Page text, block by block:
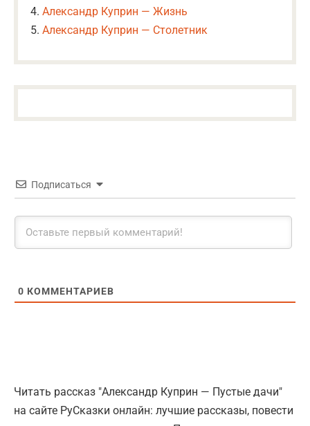
Александр Куприн — Жизнь
Александр Куприн — Столетник
Подписаться
0 КОММЕНТАРИЕВ
Читать рассказ "Александр Куприн — Пустые дачи"
на сайте РуСказки онлайн: лучшие рассказы, повести